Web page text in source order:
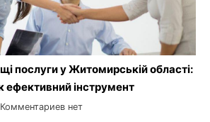
послуги у Житомирській області:
ефективний інструмент
Комментариев нет